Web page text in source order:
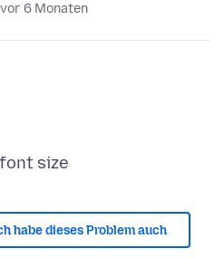
vor 6 Monaten
habe dieses Problem auch